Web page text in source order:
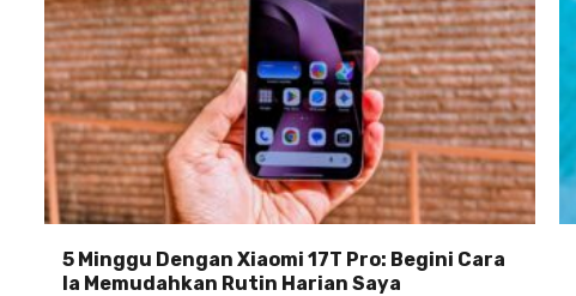
5 Minggu Dengan Xiaomi 17T Pro: Begini Cara
Ia Memudahkan Rutin Harian Saya